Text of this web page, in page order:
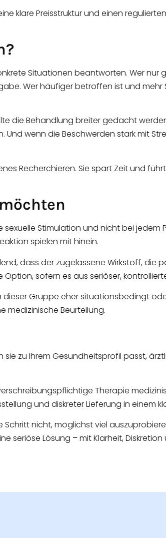
klare Preisstruktur und einen
Situationen beantworten. Wer nur
Wer häufiger betroffen ist und
die Behandlung breiter gedacht
wenn die Beschwerden stark mit
Recherchieren. Sie spart Zeit und
sexuelle Stimulation und nicht bei
spielen mit hinein.
dass der zugelassene Wirkstoff, die
sofern es aus seriöser,
Gruppe eher situationsbedingt
medizinische Beurteilung.
zu Ihrem Gesundheitsprofil passt,
Therapie
und diskreter Lieferung in einem
nicht, möglichst viel
seriöse Lösung – mit Klarheit,